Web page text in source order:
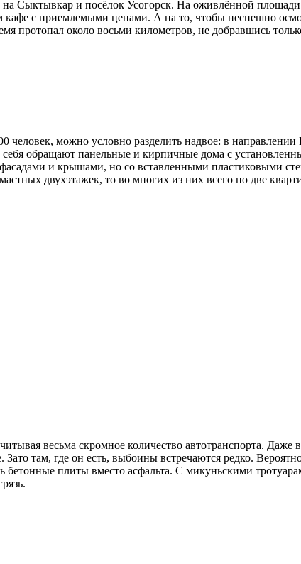
Сыктывкар и посёлок Усогорск. На оживлённой площади
с приемлемыми ценами. А на то, чтобы неспешно
протопал около восьми километров, не добравшись
человек, можно условно разделить надвое: в
обращают панельные и кирпичные дома с
и крышами, но со вставленными пластиковыми
двухэтажек, то во многих из них всего по две
весьма скромное количество автотранспорта.
там, где он есть, выбоины встречаются редко.
плиты вместо асфальта. С микуньскими